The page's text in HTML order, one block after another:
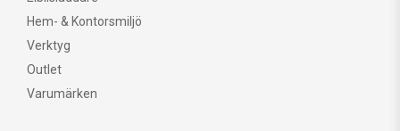
Hem- & Kontorsmiljö
Verktyg
Outlet
Varumärken